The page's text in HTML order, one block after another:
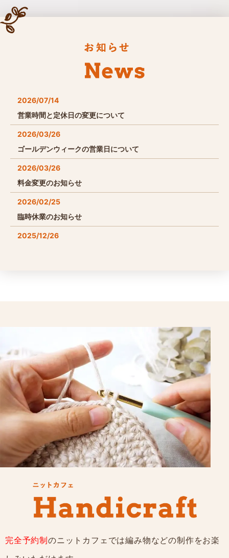
2026/07/14
営業時間と定休日の変更について
2026/03/26
ゴールデンウィークの営業日について
2026/03/26
料金変更のお知らせ
2026/02/25
臨時休業のお知らせ
2025/12/26
臨時休業のお知らせ
2025/04/10
ゴールデンウィーク期間の営業について
2024/12/20
年末年始の営業について
完全予約制のニットカフェでは編み物などの制作をお楽